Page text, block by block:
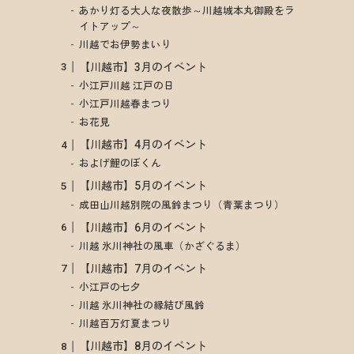
あかり灯る大人な夜散歩～川越城本丸御殿をラ
イトアップ～
川越でお伊勢まいり
【川越市】3月のイベント
小江戸川越 江戸の日
小江戸川越春まつり
お花見
【川越市】4月のイベント
およげ鯉のぼくん
【川越市】5月のイベント
成田山川越別院の風鈴まつり（青葉まつり）
【川越市】6月のイベント
川越 氷川神社の風車（かざぐるま）
【川越市】7月のイベント
小江戸の七夕
川越 氷川神社の縁結び風鈴
川越百万灯夏まつり
【川越市】8月のイベント